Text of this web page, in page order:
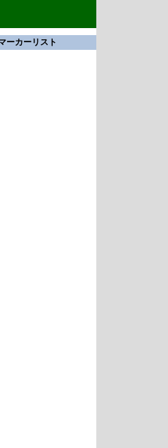
ーカーリスト